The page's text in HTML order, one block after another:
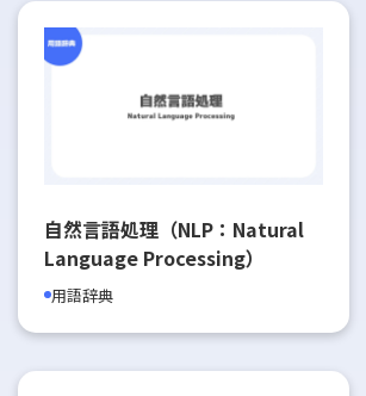
自然言語処理（NLP：Natural
Language Processing）
用語辞典